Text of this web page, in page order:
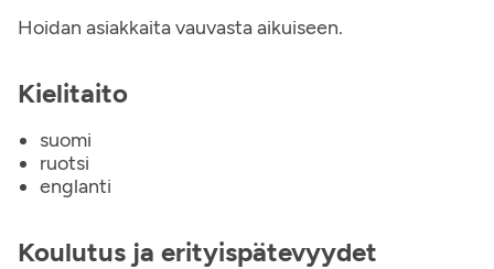
Hoidan asiakkaita vauvasta aikuiseen.
Kielitaito
suomi
ruotsi
englanti
Koulutus ja erityispätevyydet